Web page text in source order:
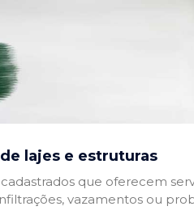
lajes e estruturas
que oferecem
vazamentos ou